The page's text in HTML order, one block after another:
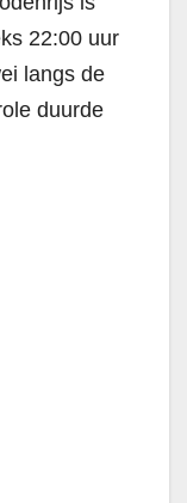
22:00 uur
langs de
duurde